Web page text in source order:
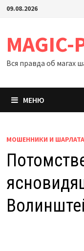
Перейти
09.08.2026
MAGIC-
Вся правда об магах
МЕНЮ
МОШЕННИКИ И